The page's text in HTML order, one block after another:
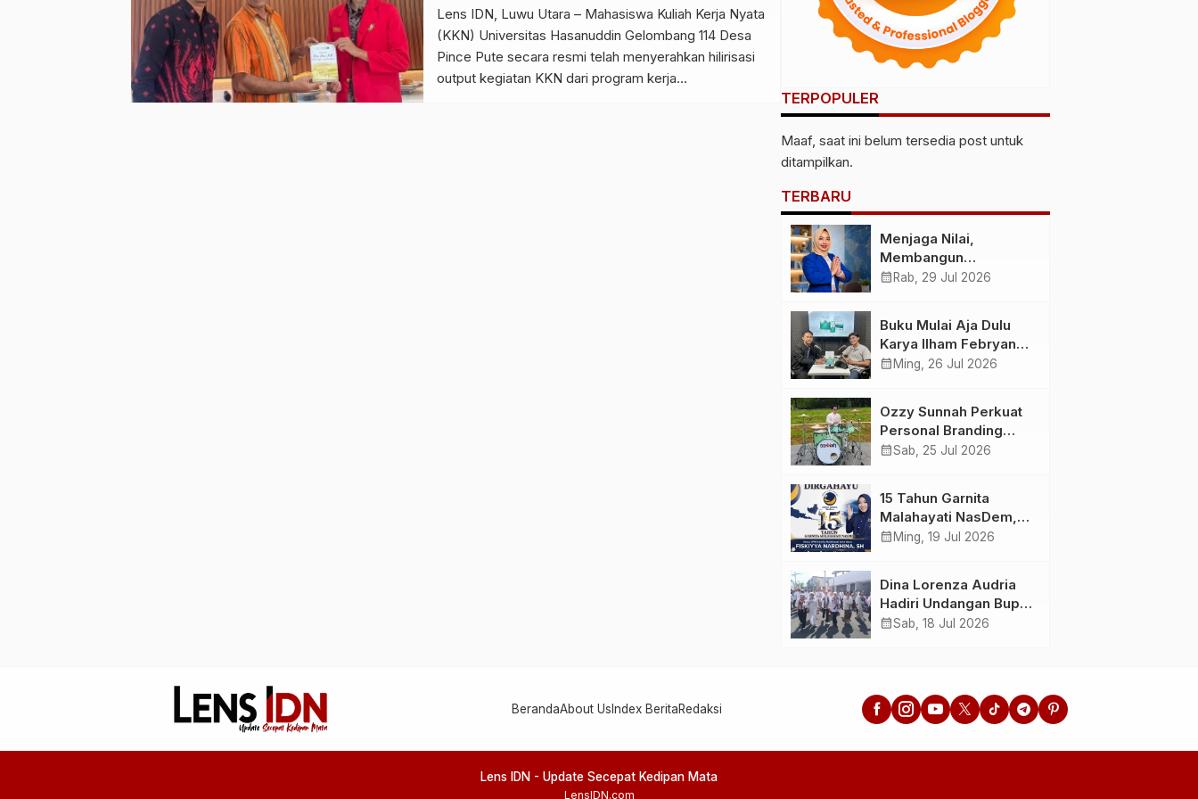
Lens IDN, Luwu Utara – Mahasiswa Kuliah Kerja Nyata
(KKN) Universitas Hasanuddin Gelombang 114 Desa
Pince Pute secara resmi telah menyerahkan hilirisasi
output kegiatan KKN dari program kerja
TERPOPULER
Maaf, saat ini belum tersedia post untuk
ditampilkan.
TERBARU
Menjaga Nilai,
Membangun
Kemandirian
Ekonomi Perempuan
yang Berdaya,
Akuntabel dan
Ahlussunnah wal
Jamaah
calendar_month Rab, 29 Jul 2026
Buku Mulai Aja Dulu
Karya Ilham Febryan
Hadir, Dorong Anak
Bertindak
calendar_month Ming, 26 Jul 2026
Ozzy Sunnah Perkuat
Personal Branding
sebagai Drummer,
Video Klip AI “Jagalah
Cinta”
calendar_monthSab, 25 Jul 2026
15 Tahun Garnita
Malahayati NasDem,
Menginspirasi
calendar_month Ming, 19 Jul 2026
Dina Lorenza Audria
Hadiri Undangan Bupati
Banyuwangi, Saksikan
calendar_monthSab, 18 Jul 2026
BerandaAbout Us Index BeritaRedaksi
Lens IDN - Update Secepat Kedipan Mata
LensIDN.com